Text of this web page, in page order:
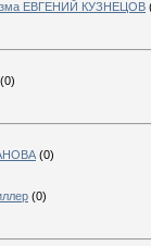
ЕВГЕНИЙ КУЗНЕЦОВ
(0)
(0)
(0)